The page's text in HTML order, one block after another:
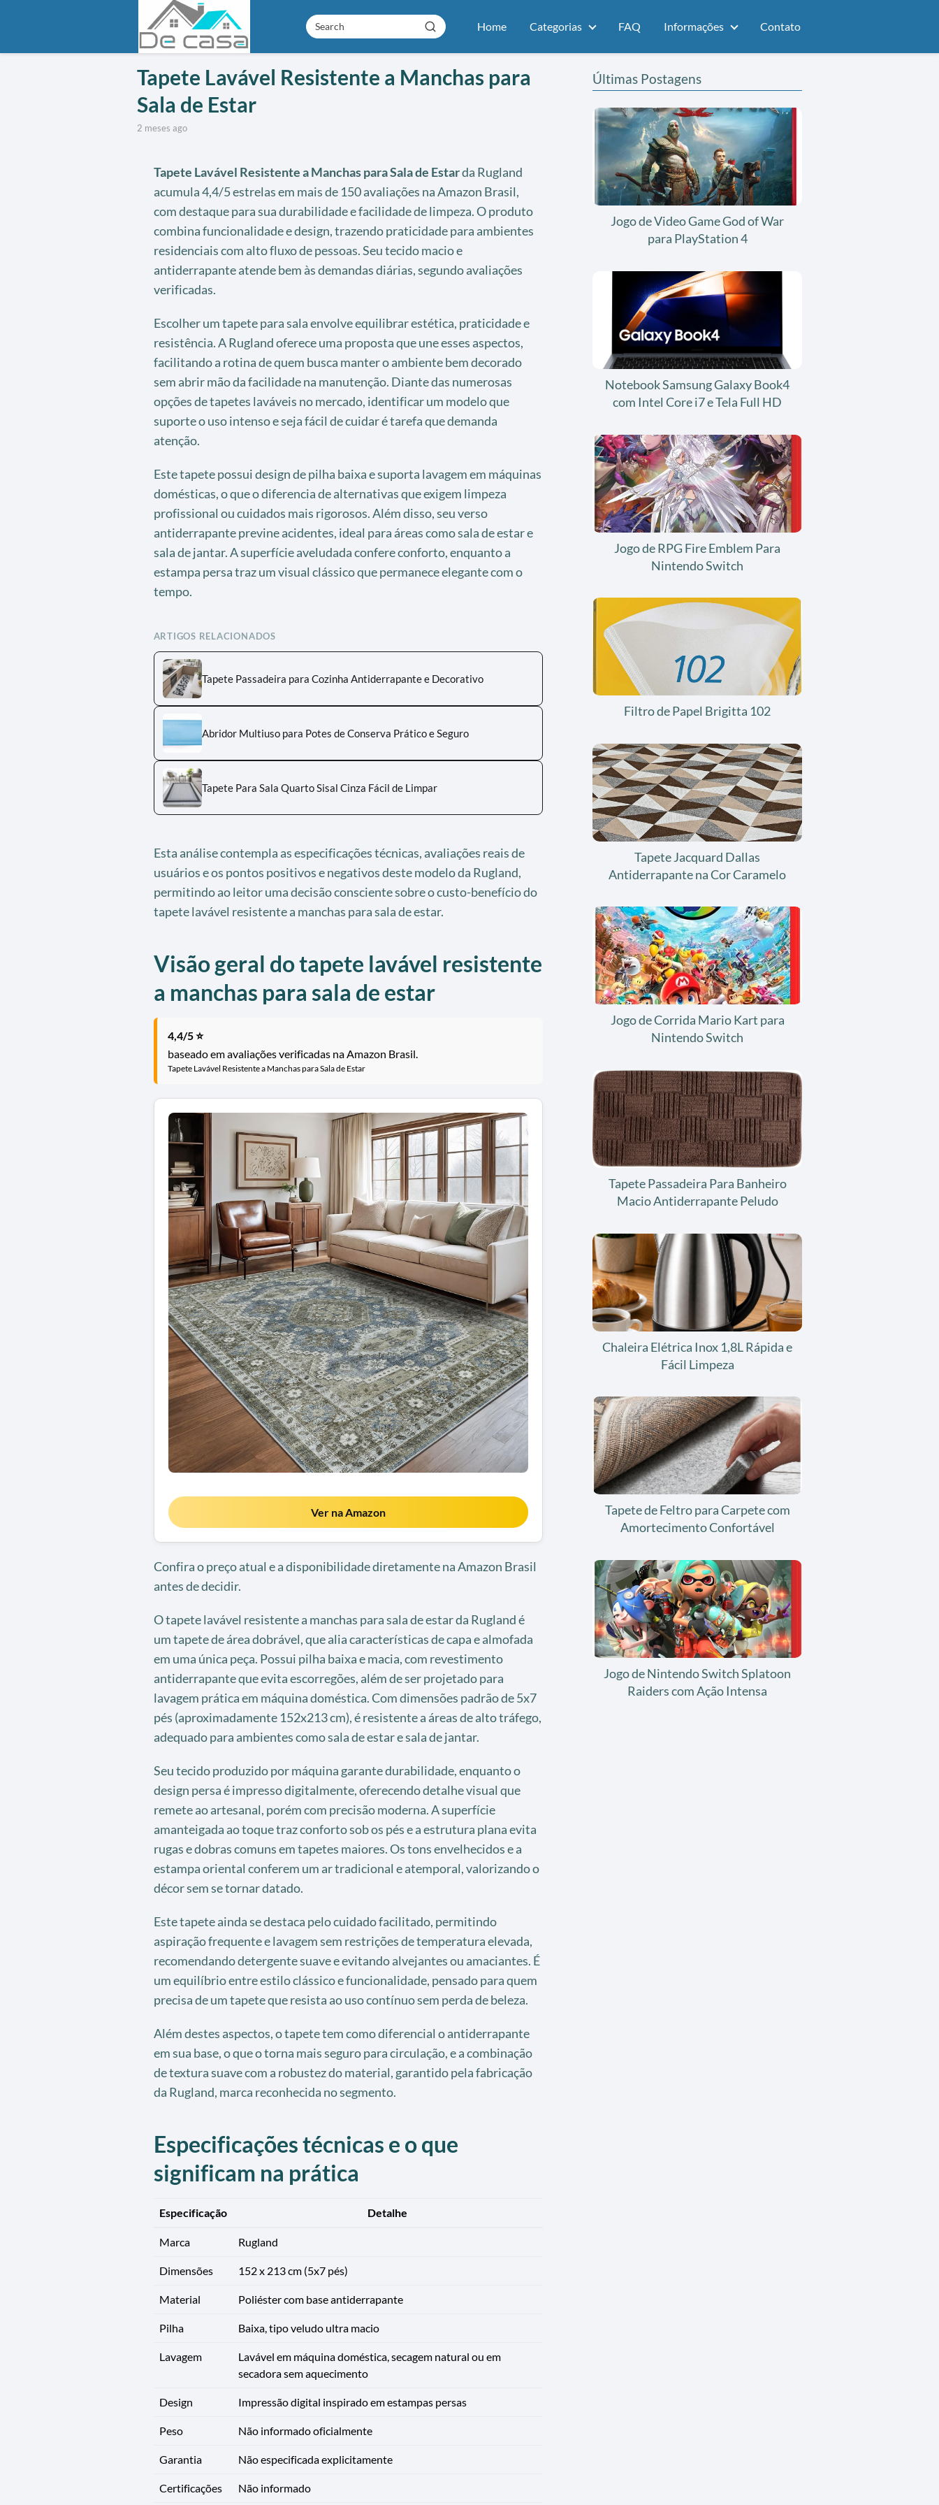
Home Categorias FAQ Informações Contato
Tapete Lavável Resistente a Manchas para
Sala de Estar
2 meses ago
Tapete Lavável Resistente a Manchas para Sala de Estarda Rugland
acumula 4,4/5 estrelas em mais de 150 avaliações na Amazon Brasil,
com destaque para sua durabilidade e facilidade de limpeza. O produto
combina funcionalidade e design, trazendo praticidade para ambientes
residenciais com alto fluxo de pessoas. Seu tecido macio e
antiderrapante atende bem às demandas diárias, segundo avaliações
verificadas.
Escolher um tapete para sala envolve equilibrar estética, praticidade e
resistência. A Rugland oferece uma proposta que une esses aspectos,
facilitando a rotina de quem busca manter o ambiente bem decorado
sem abrir mão da facilidade na manutenção. Diante das numerosas
opções de tapetes laváveis no mercado, identificar um modelo que
suporte o uso intenso e seja fácil de cuidar é tarefa que demanda
atenção.
Este tapete possui design de pilha baixa e suporta lavagem em máquinas
domésticas, o que o diferencia de alternativas que exigem limpeza
profissional ou cuidados mais rigorosos. Além disso, seu verso
antiderrapante previne acidentes, ideal para áreas como sala de estar e
sala de jantar. A superfície aveludada confere conforto, enquanto a
estampa persa traz um visual clássico que permanece elegante com o
tempo.
ARTIGOS RELACIONADOS
Tapete Passadeira para Cozinha Antiderrapante e Decorativo
Abridor Multiuso para Potes de Conserva Prático e Seguro
Tapete Para Sala Quarto Sisal Cinza Fácil de Limpar
Esta análise contempla as especificações técnicas, avaliações reais de
usuários e os pontos positivos e negativos deste modelo da Rugland,
permitindo ao leitor uma decisão consciente sobre o custo-benefício do
tapete lavável resistente a manchas para sala de estar.
Visão geral do tapete lavável resistente
a manchas para sala de estar
4,4/5 ⭐
baseado em avaliações verificadas na Amazon Brasil.
Tapete Lavável Resistente a Manchas para Sala de Estar
Ver na Amazon
Confira o preço atual e a disponibilidade diretamente na Amazon Brasil
antes de decidir.
O tapete lavável resistente a manchas para sala de estar da Rugland é
um tapete de área dobrável, que alia características de capa e almofada
em uma única peça. Possui pilha baixa e macia, com revestimento
antiderrapante que evita escorregões, além de ser projetado para
lavagem prática em máquina doméstica. Com dimensões padrão de 5x7
pés (aproximadamente 152x213 cm), é resistente a áreas de alto tráfego,
adequado para ambientes como sala de estar e sala de jantar.
Seu tecido produzido por máquina garante durabilidade, enquanto o
design persa é impresso digitalmente, oferecendo detalhe visual que
remete ao artesanal, porém com precisão moderna. A superfície
amanteigada ao toque traz conforto sob os pés e a estrutura plana evita
rugas e dobras comuns em tapetes maiores. Os tons envelhecidos e a
estampa oriental conferem um ar tradicional e atemporal, valorizando o
décor sem se tornar datado.
Este tapete ainda se destaca pelo cuidado facilitado, permitindo
aspiração frequente e lavagem sem restrições de temperatura elevada,
recomendando detergente suave e evitando alvejantes ou amaciantes. É
um equilíbrio entre estilo clássico e funcionalidade, pensado para quem
precisa de um tapete que resista ao uso contínuo sem perda de beleza.
Além destes aspectos, o tapete tem como diferencial o antiderrapante
em sua base, o que o torna mais seguro para circulação, e a combinação
de textura suave com a robustez do material, garantido pela fabricação
da Rugland, marca reconhecida no segmento.
Especificações técnicas e o que
significam na prática
Especificação Detalhe
Marca Rugland
Dimensões 152 x 213 cm (5x7 pés)
Material Poliéster com base antiderrapante
Pilha Baixa, tipo veludo ultra macio
Lavagem
Lavável em máquina doméstica, secagem natural ou em
secadora sem aquecimento
Design Impressão digital inspirado em estampas persas
Peso Não informado oficialmente
Garantia Não especificada explicitamente
Certificações Não informado
Últimas Postagens
Jogo de Video Game God of War
para PlayStation 4
Notebook Samsung Galaxy Book4
com Intel Core i7 e Tela Full HD
Jogo de RPG Fire Emblem Para
Nintendo Switch
Filtro de Papel Brigitta 102
Tapete Jacquard Dallas
Antiderrapante na Cor Caramelo
Jogo de Corrida Mario Kart para
Nintendo Switch
Tapete Passadeira Para Banheiro
Macio Antiderrapante Peludo
Chaleira Elétrica Inox 1,8L Rápida e
Fácil Limpeza
Tapete de Feltro para Carpete com
Amortecimento Confortável
Jogo de Nintendo Switch Splatoon
Raiders com Ação Intensa